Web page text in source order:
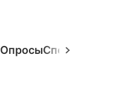
ОпросыСпецпроекты